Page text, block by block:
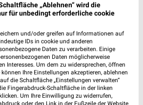
„Ablehnen“ wird die
für unbedingt erforderliche cookie
und/oder greifen auf Informationen auf
IDs in cookie und anderen
Daten zu verarbeiten. Einige
Daten möglicherweise
Interesses. Um dem zu widersprechen, öffnen
können Ihre Einstellungen akzeptieren, ablehnen
die Schaltfläche „Einstellungen verwalten“
Fingerabdruck-Schaltfläche in der linken
Um Ihre Einwilligung zu widerrufen,
oder den Link in der Fußzeile der Website